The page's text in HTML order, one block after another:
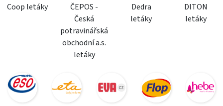
Coop letáky
ČEPOS -
Česká
potravinářská
obchodní a.s.
letáky
Dedra
letáky
DITON
letáky